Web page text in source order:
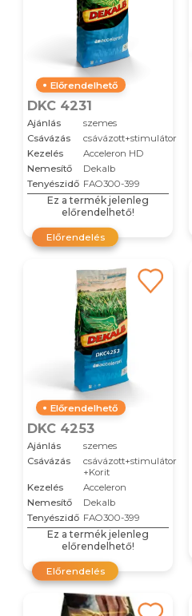
Előrendelhető
DKC 4231
Ajánlás
szemes
Csávázás
csávázott+stimulátor
Kezelés
Acceleron HD
Nemesítő
Dekalb
Tenyészidő FAO300-399
Ez a termék jelenleg
előrendelhető!
Előrendelés
Előrendelhető
DKC 4253
Ajánlás
szemes
Csávázás
csávázott+stimulátor
+Korit
Kezelés
Acceleron
Nemesítő
Dekalb
Tenyészidő FAO300-399
Ez a termék jelenleg
előrendelhető!
Előrendelés